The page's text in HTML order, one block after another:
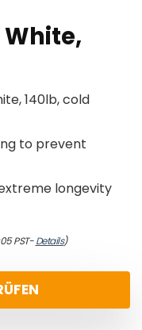
140lb, cold
to prevent
longevity
PST-Details)